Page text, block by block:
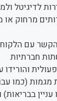
לדיגיטל
מרחוק
עם
חברתיות
והורידו
מגמות (כמו
בבריאות)